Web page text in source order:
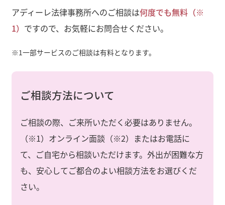
アディーレ法律事務所へのご相談は何度でも無料（※
1） ですので、お気軽にお問合せください。
※1一部サービスのご相談は有料となります。
ご相談方法について
ご相談の際、ご来所いただく必要はありません。
（※1）オンライン面談（※2）またはお電話に
て、ご自宅から相談いただけます。外出が困難な方
も、安心してご都合のよい相談方法をお選びくだ
さい。